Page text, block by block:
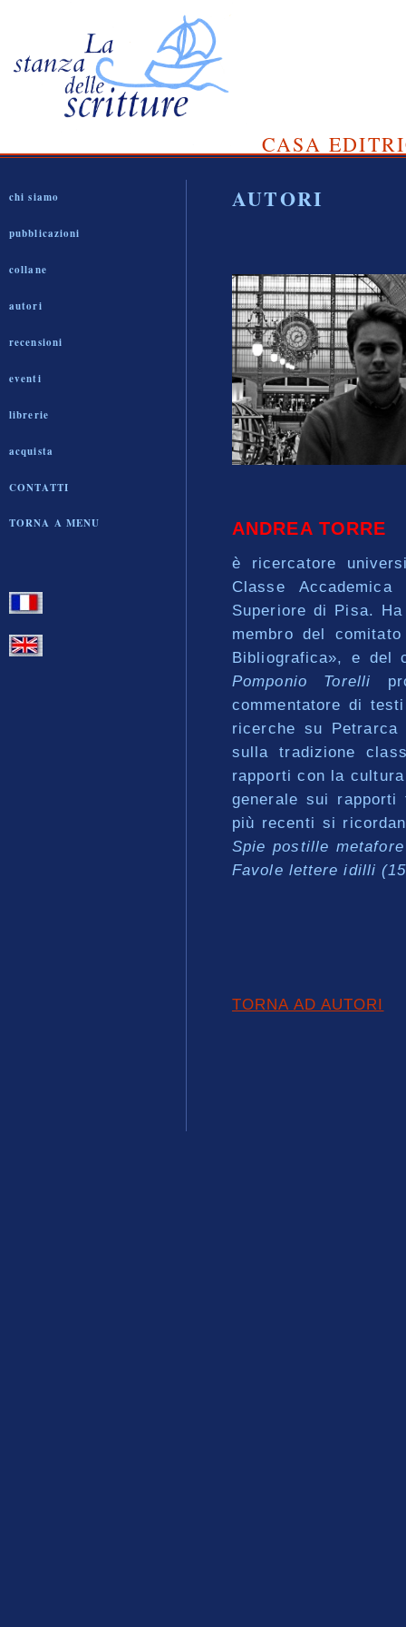
CASA
chi siamo
pubblicazioni
collane
autori
recensioni
eventi
librerie
acquista
CONTATTI
TORNA A MENU
AUTORI
ANDREA TORRE
è ricercatore
Classe
Superiore di Pisa.
membro del
Bibliografica», e del
Pomponio Torelli
commentatore di
ricerche su
sulla tradizione
rapporti con la
generale sui
più recenti si
Spie postille metafore
Favole lettere idilli
TORNA AD AUTORI